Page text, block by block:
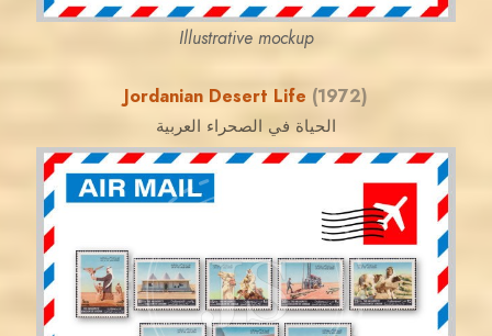
Illustrative mockup
Jordanian Desert Life (1972)
الحياة في الصحراء العربية
JS
JORDANSTAMPS.COM